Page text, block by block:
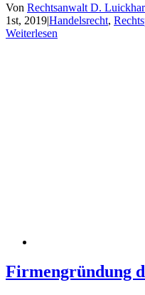
Von Rechtsanwalt D.
1st, 2019|Handelsrecht,
Weiterlesen
Firmengründung